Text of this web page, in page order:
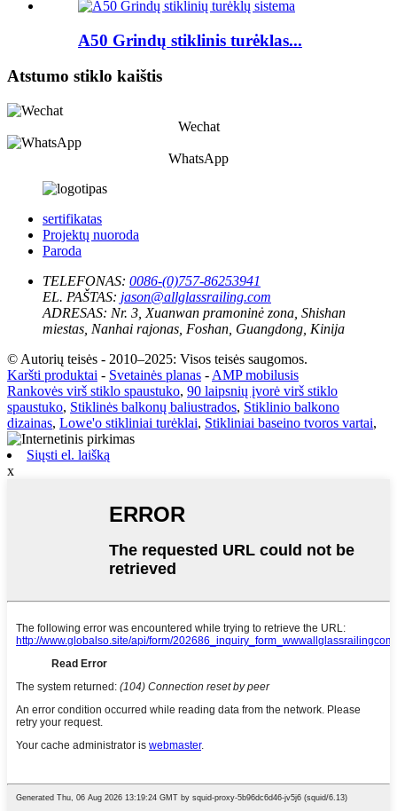
A50 Grindų stiklinis turėklas...
Atstumo stiklo kaištis
Wechat
WhatsApp
sertifikatas
Projektų nuoroda
Paroda
TELEFONAS: 0086-(0)757-86253941
EL. PAŠTAS: jason@allglassrailing.com
ADRESAS: Nr. 3, Xuanwan pramoninė zona, Shishan
miestas, Nanhai rajonas, Foshan, Guangdong, Kinija
© Autorių teisės - 2010–2025: Visos teisės saugomos.
Karšti produktai - Svetainės planas - AMP mobilusis
Rankovės virš stiklo spaustuko, 90 laipsnių įvorė virš stiklo
spaustuko, Stiklinės balkonų baliustrados, Stiklinio balkono
dizainas, Lowe'o stikliniai turėklai, Stikliniai baseino tvoros vartai,
Siųsti el. laišką
x